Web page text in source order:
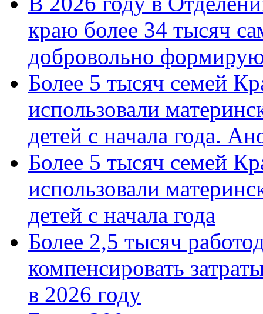
краю более 34 тысяч
добровольно
Более 5 тысяч семей
использовали
детей с начала года.
Более 5 тысяч семей
использовали
детей с начала года
Более 2,5 тысяч
компенсировать
в 2026 году